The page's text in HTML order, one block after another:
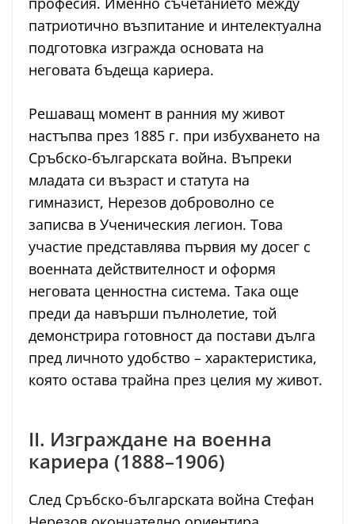
патриотично възпитание и интелектуална
подготовка изгражда основата на
неговата бъдеща кариера.
Решаващ момент в ранния му живот
настъпва през 1885 г. при избухването на
Сръбско-българската война. Въпреки
младата си възраст и статута на
гимназист, Нерезов доброволно се
записва в Ученическия легион. Това
участие представлява първия му досег с
военната действителност и оформя
неговата ценностна система. Така още
преди да навърши пълнолетие, той
демонстрира готовност да постави дълга
пред личното удобство – характеристика,
която остава трайна през целия му живот.
II. Изграждане на военна
кариера (1888–1906)
След Сръбско-българската война Стефан